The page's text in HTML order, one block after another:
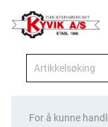
For å kunne